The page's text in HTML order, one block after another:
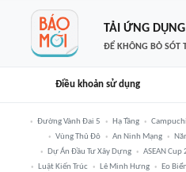
TẢI ỨNG
ĐỂ KHÔNG BỎ SÓT
Điều khoản sử dụng
Đường Vành Đai 5 Hạ Tầng
Vùng Thủ Đô
An Ninh Mạng
Dự Án Đầu Tư Xây Dựng
ASEAN Cup
Luật Kiến Trúc
Lê Minh Hưng Eo